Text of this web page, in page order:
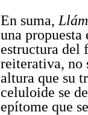
En suma,
una propuesta
estructura del
reiterativa, no
altura que su
celuloide se
epítome que